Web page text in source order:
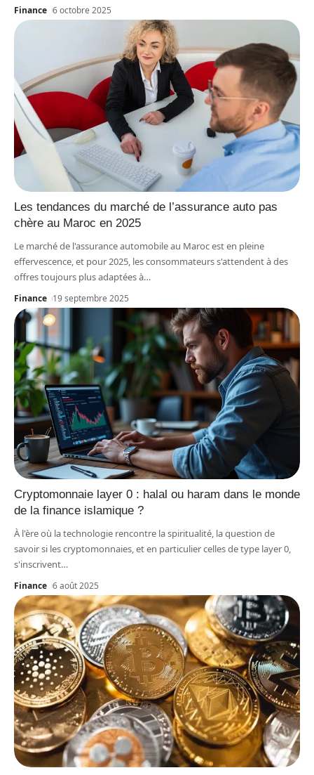
Finance 6 octobre 2025
Les tendances du marché de l’assurance auto pas
chère au Maroc en 2025
Le marché de l'assurance automobile au Maroc est en pleine
effervescence, et pour 2025, les consommateurs s'attendent à des
offres toujours plus adaptées à…
Finance 19 septembre 2025
Cryptomonnaie layer 0 : halal ou haram dans le monde
de la finance islamique ?
À l'ère où la technologie rencontre la spiritualité, la question de
savoir si les cryptomonnaies, et en particulier celles de type layer 0,
s'inscrivent…
Finance 6 août 2025